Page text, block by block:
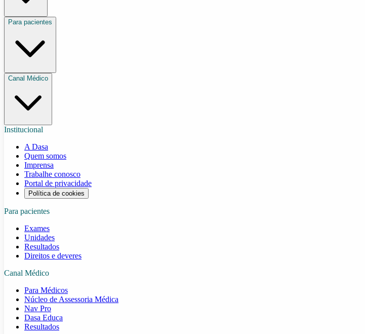
Para pacientes
Canal Médico
Institucional
A Dasa
Quem somos
Imprensa
Trabalhe conosco
Portal de privacidade
Política de cookies
Para pacientes
Exames
Unidades
Resultados
Direitos e deveres
Canal Médico
Para Médicos
Núcleo de Assessoria Médica
Nav Pro
Dasa Educa
Resultados